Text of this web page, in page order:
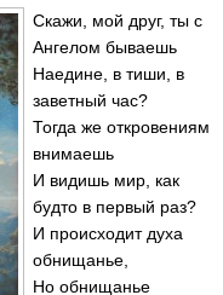
Скажи, мой друг, ты с
Ангелом бываешь
Наедине, в тиши, в
заветный час?
Тогда же откровениям
внимаешь
И видишь мир, как
будто в первый раз?
И происходит духа
обнищанье,
Но обнищанье